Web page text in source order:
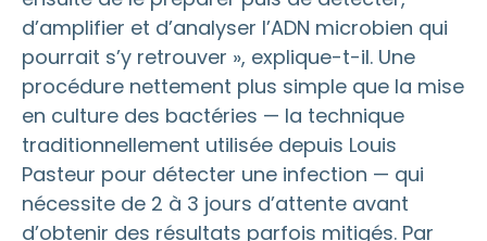
d’amplifier et d’analyser l’ADN microbien qui
pourrait s’y retrouver », explique-t-il. Une
procédure nettement plus simple que la mise
en culture des bactéries — la technique
traditionnellement utilisée depuis Louis
Pasteur pour détecter une infection — qui
nécessite de 2 à 3 jours d’attente avant
d’obtenir des résultats parfois mitigés. Par